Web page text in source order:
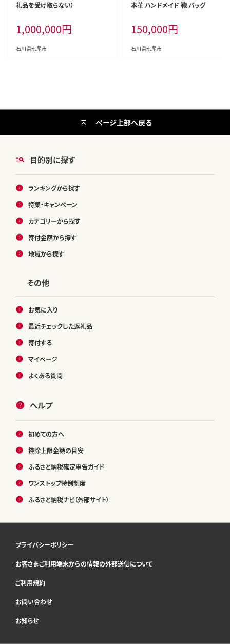
礼品を受け取らない）
1,000,000円
石川県七尾市
本革 ハンドメイド 鞄 バッグ
150,000円
石川県七尾市
目的別に探す
ランキングから探す
特集・キャンペーン
カテゴリーから探す
寄付金額から探す
地域から探す
その他
お気に入り
最近チェックした返礼品
寄付する
マイページ
よくある質問
ヘルプ
初めての方へ
控除上限金額の目安
ふるさと納税確定申告ガイド
ワンストップ特例制度
ふるさと納税ナビ（外部サイト）
ページ上部へ戻る
プライバシーポリシー
お客さまご利用端末からの情報の外部送信について
ご利用規約
お問い合わせ
お知らせ